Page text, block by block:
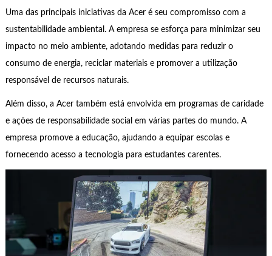
Uma das principais iniciativas da Acer é seu compromisso com a
sustentabilidade ambiental. A empresa se esforça para minimizar seu
impacto no meio ambiente, adotando medidas para reduzir o
consumo de energia, reciclar materiais e promover a utilização
responsável de recursos naturais.
Além disso, a Acer também está envolvida em programas de caridade
e ações de responsabilidade social em várias partes do mundo. A
empresa promove a educação, ajudando a equipar escolas e
fornecendo acesso a tecnologia para estudantes carentes.